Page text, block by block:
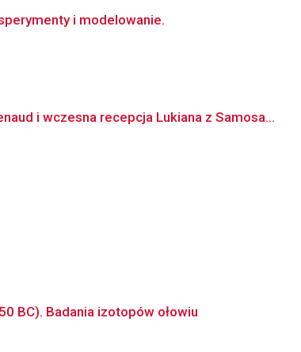
i modelowanie.
i wczesna recepcja Lukiana z Samosa...
BC). Badania izotopów ołowiu